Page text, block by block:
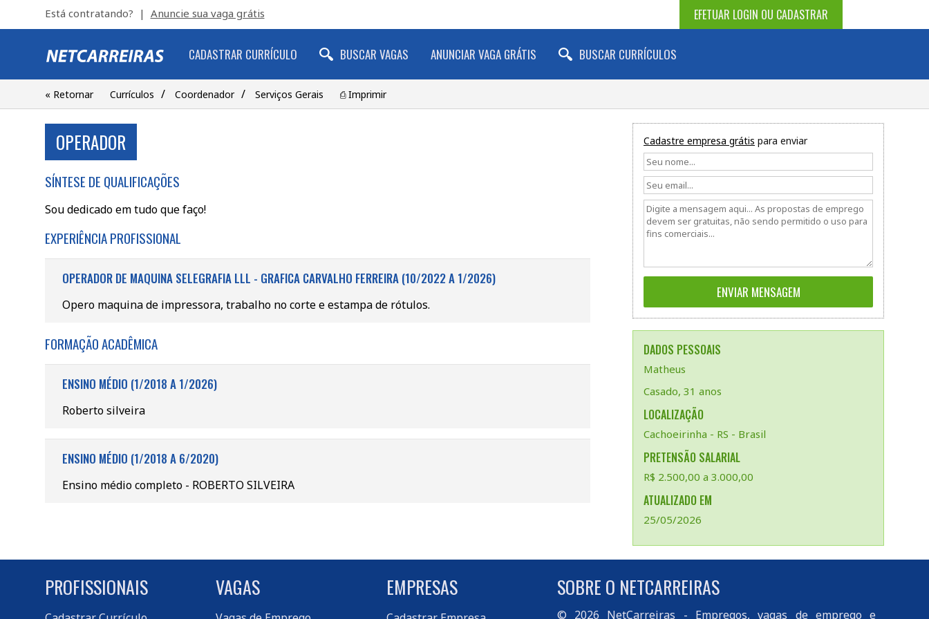
EFETUAR LOGIN OU CADASTRAR
Está contratando? | Anuncie sua vaga grátis
CADASTRAR CURRÍCULO BUSCAR VAGAS ANUNCIAR VAGA GRÁTIS BUSCAR CURRÍCULOS
« Retornar Currículos / Coordenador / Serviços Gerais ⎙ Imprimir
Cadastre empresa grátis para enviar
DADOS PESSOAIS
Matheus
Casado, 31 anos
LOCALIZAÇÃO
Cachoeirinha - RS - Brasil
PRETENSÃO SALARIAL
R$ 2.500,00 a 3.000,00
ATUALIZADO EM
25/05/2026
OPERADOR
SÍNTESE DE QUALIFICAÇÕES
Sou dedicado em tudo que faço!
EXPERIÊNCIA PROFISSIONAL
OPERADOR DE MAQUINA SELEGRAFIA LLL - GRAFICA CARVALHO FERREIRA (10/2022 A 1/2026)
Opero maquina de impressora, trabalho no corte e estampa de rótulos.
FORMAÇÃO ACADÊMICA
ENSINO MÉDIO (1/2018 A 1/2026)
Roberto silveira
ENSINO MÉDIO (1/2018 A 6/2020)
Ensino médio completo - ROBERTO SILVEIRA
PROFISSIONAIS VAGAS EMPRESAS SOBRE O NETCARREIRAS
© 2026 NetCarreiras - Empregos, vagas de emprego e